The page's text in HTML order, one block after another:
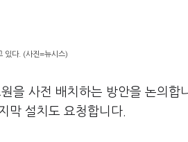
있다. (사진=뉴시스)
을 사전 배치하는 방안을 논의합
막 설치도 요청합니다.